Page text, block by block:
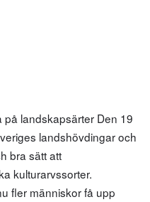
på landskapsärter Den 19
landshövdingar och
bra sätt att
kulturarvssorter.
fler människor få upp